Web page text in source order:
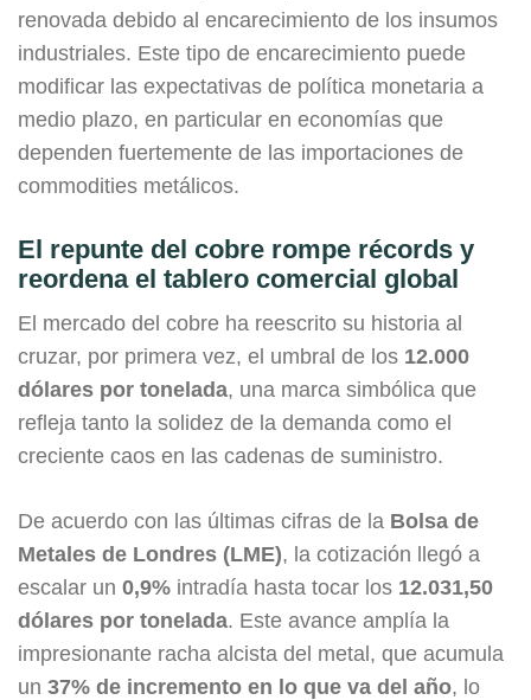
renovada debido al encarecimiento de los insumos
industriales. Este tipo de encarecimiento puede
modificar las expectativas de política monetaria a
medio plazo, en particular en economías que
dependen fuertemente de las importaciones de
commodities metálicos.
El repunte del cobre rompe récords y
reordena el tablero comercial global
El mercado del cobre ha reescrito su historia al
cruzar, por primera vez, el umbral de los 12.000
dólares por tonelada, una marca simbólica que
refleja tanto la solidez de la demanda como el
creciente caos en las cadenas de suministro.
De acuerdo con las últimas cifras de la Bolsa de
Metales de Londres (LME), la cotización llegó a
escalar un 0,9% intradía hasta tocar los 12.031,50
dólares por tonelada. Este avance amplía la
impresionante racha alcista del metal, que acumula
un 37% de incremento en lo que va del año, lo